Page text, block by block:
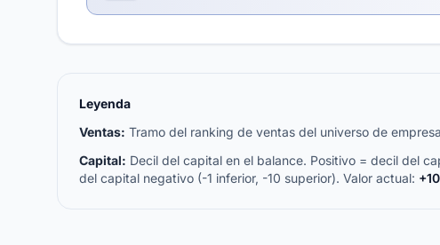
Leyenda
Ventas: Tramo del ranking de ventas del universo de
Capital: Decil del capital en el balance. Positivo = decil del
del capital negativo (-1 inferior, -10 superior). Valor actual: +10